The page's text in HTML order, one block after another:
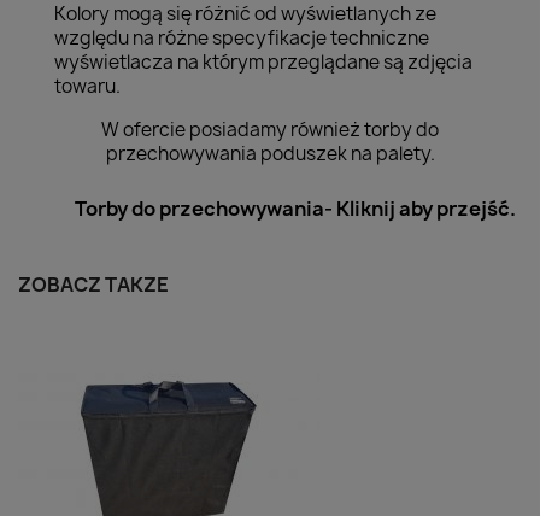
Kolory mogą się różnić od wyświetlanych ze
względu na różne specyfikacje techniczne
wyświetlacza na którym przeglądane są zdjęcia
towaru.
W ofercie posiadamy również torby do
przechowywania poduszek na palety.
Torby do przechowywania- Kliknij aby przejść.
ZOBACZ TAKŻE